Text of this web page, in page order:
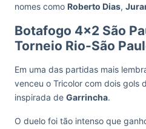
nomes como Roberto Dias,
Botafogo 4×2 São
Torneio Rio-São
Em uma das partidas mais
venceu o Tricolor com dois gols
inspirada de Garrincha.
O duelo foi tão intenso que